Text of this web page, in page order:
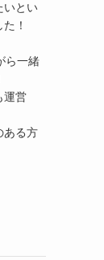
いとい
！
ら一緒
運営
ある方